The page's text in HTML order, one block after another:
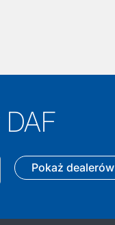
Pokaż dealerów